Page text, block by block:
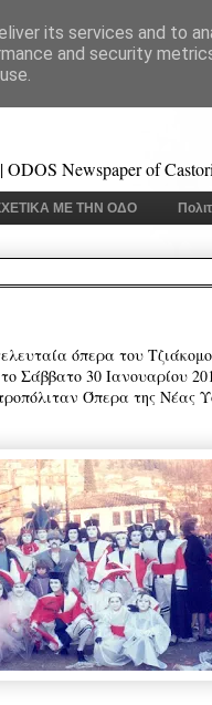
Newspaper of
ΣΧΕΤΙΚΑ ΜΕ ΤΗΝ ΟΔΟ
όπερα του
Σάββατο 30 Ιανουαρίου
Όπερα της Νέας
its services and to
and security